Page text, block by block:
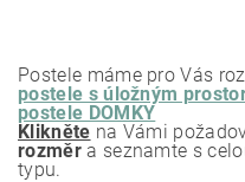
Postele máme pro Vás
postele s úložným
postele DOMKY
Klikněte na Vámi
rozměra seznamte s
typu.